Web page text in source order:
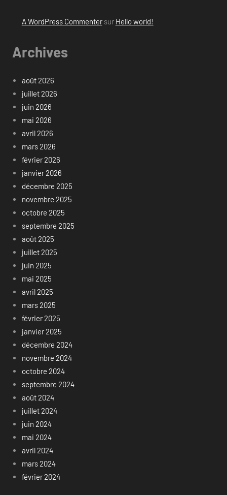
A WordPress Commentersur Hello world!
Archives
août 2026
juillet 2026
juin 2026
mai 2026
avril 2026
mars 2026
février 2026
janvier 2026
décembre 2025
novembre 2025
octobre 2025
septembre 2025
août 2025
juillet 2025
juin 2025
mai 2025
avril 2025
mars 2025
février 2025
janvier 2025
décembre 2024
novembre 2024
octobre 2024
septembre 2024
août 2024
juillet 2024
juin 2024
mai 2024
avril 2024
mars 2024
février 2024